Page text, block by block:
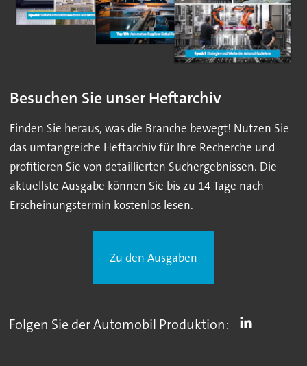
Besuchen Sie unser Heftarchiv
Finden Sie heraus, was die Branche bewegt! Nutzen Sie
das umfangreiche Heftarchiv für Ihre Recherche und
profitieren Sie von detaillierten Suchergebnissen. Die
aktuellste Ausgabe können Sie bis zu 14 Tage nach
Erscheinungstermin kostenlos lesen.
Zu den Ausgaben
Folgen Sie der Automobil Produktion: